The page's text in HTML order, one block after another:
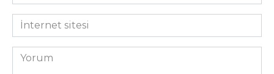
*İnternet
sitesi
Yorum